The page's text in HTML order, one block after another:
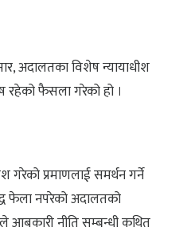
अदालतका विशेष न्यायाधीश
रहेको फैसला गरेको हो ।
प्रमाणलाई समर्थन गर्ने
फेला नपरेको अदालतको
नीति सम्बन्धी कथित